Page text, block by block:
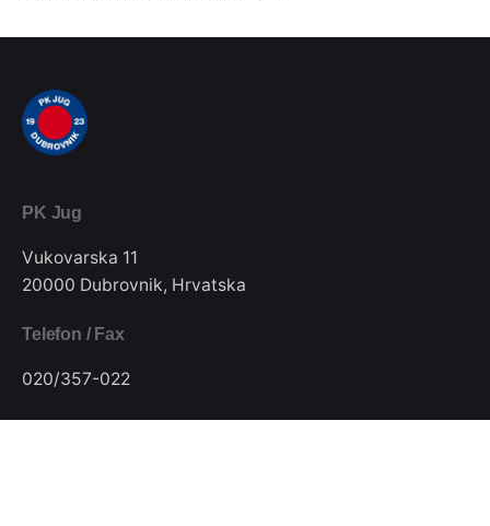
PK Jug
Vukovarska 11
20000 Dubrovnik, Hrvatska
Telefon / Fax
020/357-022